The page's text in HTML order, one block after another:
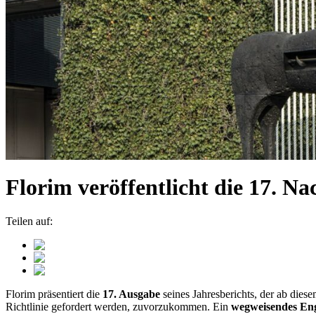
Florim veröffentlicht die 17.
Teilen auf:
Florim präsentiert die 17. Ausgabe seines Jahresberichts, der ab
Richtlinie gefordert werden, zuvorzukommen. Ein wegweisendes